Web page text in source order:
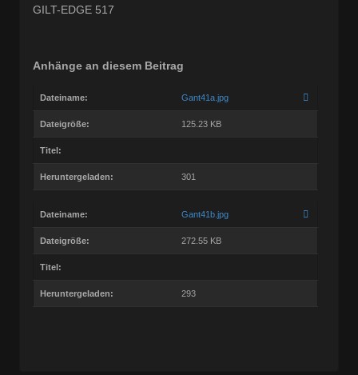
GILT-EDGE 517
Anhänge an diesem Beitrag
Dateiname: Gant41a.jpg
Dateigröße: 125.23 KB
Titel:
Heruntergeladen: 301
Dateiname: Gant41b.jpg
Dateigröße: 272.55 KB
Titel:
Heruntergeladen: 293